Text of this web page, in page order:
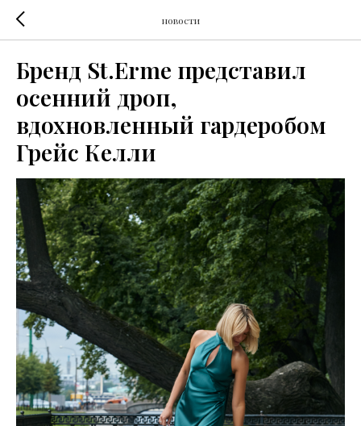
новости
Бренд St.Erme представил
осенний дроп,
вдохновленный гардеробом
Грейс Келли